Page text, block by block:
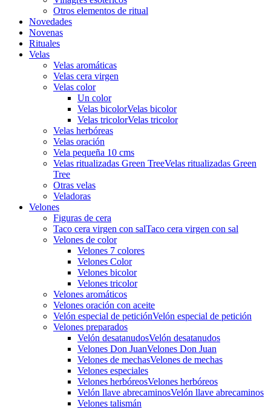
Otros elementos de ritual
Novedades
Novenas
Rituales
Velas
Velas aromáticas
Velas cera virgen
Velas color
Un color
Velas bicolorVelas bicolor
Velas tricolorVelas tricolor
Velas herbóreas
Velas oración
Vela pequeña 10 cms
Velas ritualizadas Green TreeVelas ritualizadas Green
Tree
Otras velas
Veladoras
Velones
Figuras de cera
Taco cera virgen con salTaco cera virgen con sal
Velones de color
Velones 7 colores
Velones Color
Velones bicolor
Velones tricolor
Velones aromáticos
Velones oración con aceite
Velón especial de peticiónVelón especial de petición
Velones preparados
Velón desatanudosVelón desatanudos
Velones Don JuanVelones Don Juan
Velones de mechasVelones de mechas
Velones especiales
Velones herbóreosVelones herbóreos
Velón llave abrecaminosVelón llave abrecaminos
Velones talismán